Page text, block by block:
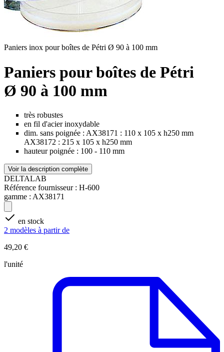
Paniers inox pour boîtes de Pétri Ø 90 à 100 mm
Paniers pour boîtes de Pétri
Ø 90 à 100 mm
très robustes
en fil d'acier inoxydable
dim. sans poignée : AX38171 : 110 x 105 x h250 mm
AX38172 : 215 x 105 x h250 mm
hauteur poignée : 100 - 110 mm
Voir la description complète
DELTALAB
Référence fournisseur : H-600
gamme : AX38171
en stock
2 modèles à partir de
49,20 €
l'unité